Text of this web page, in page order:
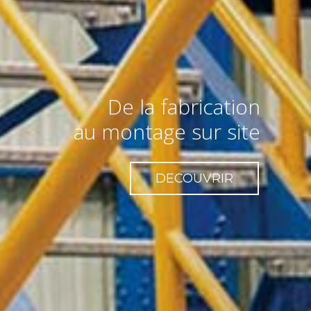
De la fabrication
au montage sur site
DECOUVRIR